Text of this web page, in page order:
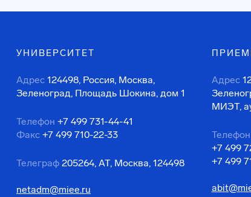
УНИВЕРСИТЕТ
Адрес 124498, Россия, Москва,
Зеленоград, Площадь Шокина, дом 1
Телефон +7 499 731-44-41
Факс +7 499 710-22-33
Телеграф 205264, АТ, Москва, 124498
netadm@miee.ru
Адрес
МИЭТ,
Телефон
+7 499
+7 499